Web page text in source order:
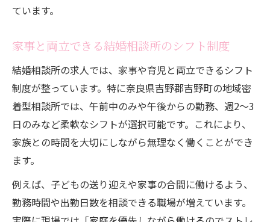
ています。
家事と両立できる結婚相談所のシフト制度
結婚相談所の求人では、家事や育児と両立できるシフト
制度が整っています。特に奈良県吉野郡吉野町の地域密
着型相談所では、午前中のみや午後からの勤務、週2～3
日のみなど柔軟なシフトが選択可能です。これにより、
家族との時間を大切にしながら無理なく働くことができ
ます。
例えば、子どもの送り迎えや家事の合間に働けるよう、
勤務時間や出勤日数を相談できる職場が増えています。